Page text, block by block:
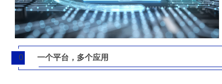
0
5
一个平台，多个应用